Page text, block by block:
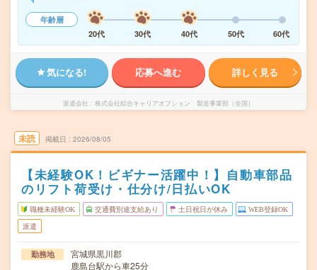
年齢層
20代
30代 40代 50代 60代
気になる! 応募へ進む 詳しく見る
派遣会社 株式会社綜合キャリアオプション 製造事業部（全国）
未読 掲載日 2026/08/05
【未経験OK！ビギナー活躍中！】自動車部品
のリフト荷受け・仕分け/日払いOK
職種未経験OK 交通費別途支給あり 土日祝日が休み WEB登録OK
派遣
勤務地
宮城県黒川郡
鹿島台駅から車25分